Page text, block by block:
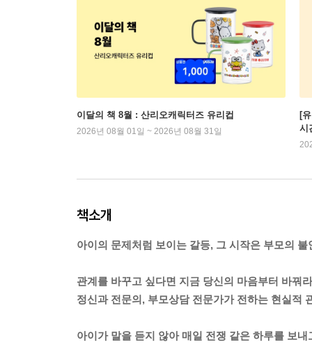
이달의 책 8월 : 산리오캐릭터즈 유리컵
2026년 08월 01일 ~ 2026년 08월 31일
[
시
책소개
아이의 문제처럼 보이는 갈등, 그 시작은 부모의 불
관계를 바꾸고 싶다면 지금 당신의 마음부터 바꿔
정신과 전문의, 부모상담 전문가가 전하는 현실적
아이가 말을 듣지 않아 매일 전쟁 같은 하루를 보내